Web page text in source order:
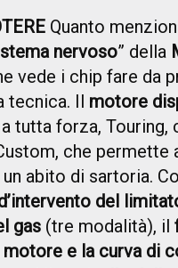
Quanto
nervoso” della
vede i chip fare da
tecnica. Il motore
tutta forza,
che
abito di sartoria.
del
gas (tre modalità), il
e la curva di